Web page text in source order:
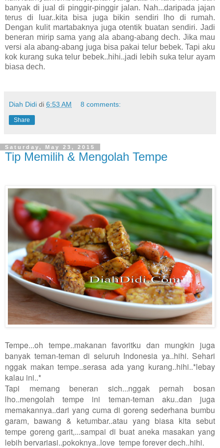
banyak di jual di pinggir-pinggir jalan. Nah...daripada jajan
terus di luar..kita bisa juga bikin sendiri lho di rumah.
Dengan kulit martabaknya juga otentik buatan sendiri. Jadi
beneran mirip sama yang ala abang-abang dech. Jika mau
versi ala abang-abang juga bisa pakai telur bebek. Tapi aku
kok kurang suka telur bebek..hihi..jadi lebih suka telur ayam
biasa dech.
Diah Didi di 6:53 AM 8 comments:
Share
Saturday, May 23, 2015
Tip Memilih & Mengolah Tempe
Tempe...oh tempe..makanan favoritku dan mungkin juga
banyak teman-teman di seluruh Indonesia ya..hihi. Sehari
nggak makan tempe..serasa ada yang kurang..hihi..*lebay
kalau ini..*
Tapi memang beneran sich...nggak pernah bosan
lho..mengolah tempe ini teman-teman aku..dan juga
memakannya..dari yang cuma di goreng sederhana bumbu
garam, bawang & ketumbar..atau yang biasa kita sebut
tempe goreng garit,...sampai di buat aneka masakan yang
lebih bervariasi..pokoknya..love tempe forever dech..hihi.